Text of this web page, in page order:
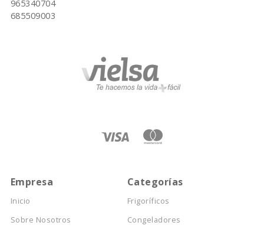
965340704
685509003
Empresa
Inicio
Sobre Nosotros
Categorías
Frigoríficos
Congeladores